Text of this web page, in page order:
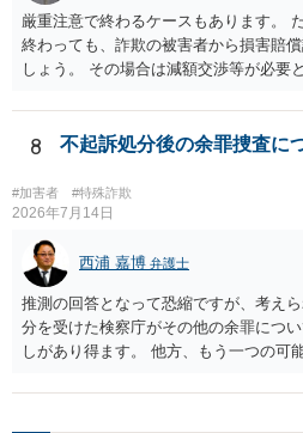
厳重注意で終わるケースもあります。
終わっても、詐欺の被害者から損害賠
しょう。 その場合は減額交渉等が必要
8 不起訴処分後の余罪捜査に
#加害者 #特殊詐欺
2026年7月14日
西浦 嘉博 弁護士
推測の回答となって恐縮ですが、考え
分を受けた検察庁がその他の余罪につ
しがあり得ます。 他方、もう一つの可
停滞しているということも考え得る所